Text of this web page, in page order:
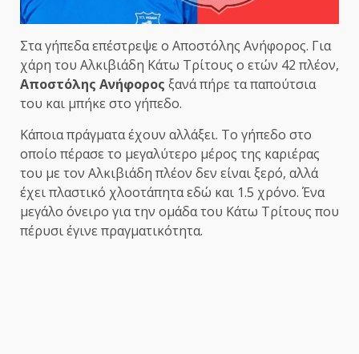
Στα γήπεδα επέστρεψε ο Αποστόλης Ανήφορος. Για
χάρη του Αλκιβιάδη Κάτω Τρίτους ο ετών 42 πλέον,
Αποστόλης Ανήφορος ξανά πήρε τα παπούτσια
του και μπήκε στο γήπεδο.
Κάποια πράγματα έχουν αλλάξει. Το γήπεδο στο
οποίο πέρασε το μεγαλύτερο μέρος της καριέρας
του με τον Αλκιβιάδη πλέον δεν είναι ξερό, αλλά
έχει πλαστικό χλοοτάπητα εδώ και 1.5 χρόνο. Ένα
μεγάλο όνειρο για την ομάδα του Κάτω Τρίτους που
πέρυσι έγινε πραγματικότητα.